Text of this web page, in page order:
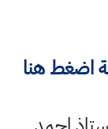
اضغط هنا